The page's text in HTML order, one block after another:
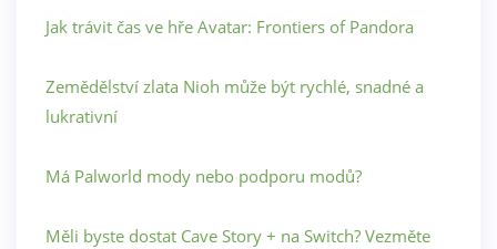
Jak trávit čas ve hře Avatar: Frontiers of Pandora
Zemědělství zlata Nioh může být rychlé, snadné a
lukrativní
Má Palworld mody nebo podporu modů?
Měli byste dostat Cave Story + na Switch? Vezměte